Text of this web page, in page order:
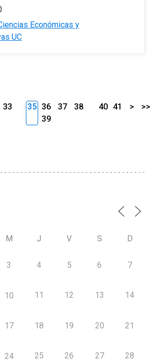
Económicas y
UC
33
35 36 37
38
39
40 41 > >>
M J V S D
3 4 5 6 7
10 11 12 13 14
17 18 19 20 21
24 25 26 27 28